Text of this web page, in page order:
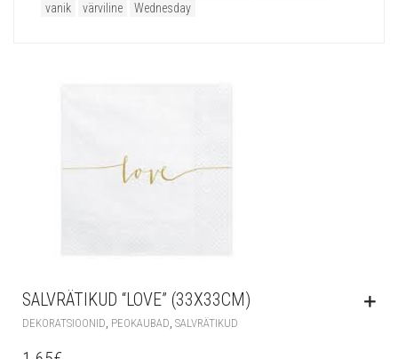
vanik
värviline Wednesday
SALVRÄTIKUD “LOVE” (33X33CM)
DEKORATSIOONID PEOKAUBAD SALVRÄTIKUD